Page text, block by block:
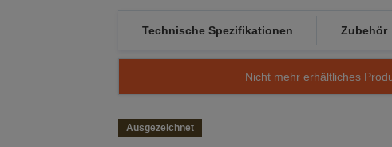
Technische Spezifikationen Zubehör
Nicht mehr erhältliches
Ausgezeichnet